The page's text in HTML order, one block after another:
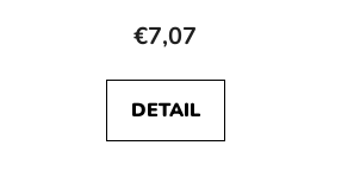
€7,07
DETAIL